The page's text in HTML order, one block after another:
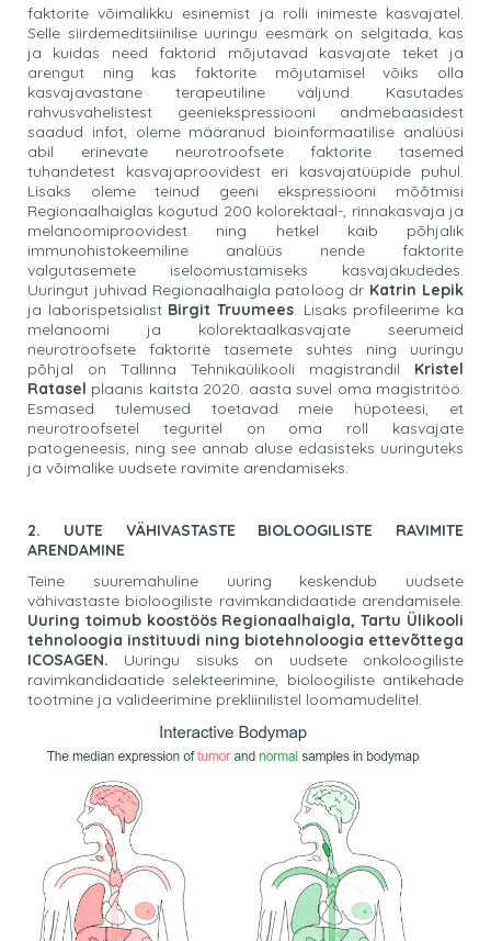
faktorite võimalikku esinemist ja rolli inimeste kasvajatel.
Selle siirdemeditsiinilise uuringu eesmärk on selgitada, kas
ja kuidas need faktorid mõjutavad kasvajate teket ja
arengut ning kas faktorite mõjutamisel võiks olla
kasvajavastane terapeutiline väljund. Kasutades
rahvusvahelistest geeniekspressiooni andmebaasidest
saadud infot, oleme määranud bioinformaatilise analüüsi
abil erinevate neurotroofsete faktorite tasemed
tuhandetest kasvajaproovidest eri kasvajatüüpide puhul.
Lisaks oleme teinud geeni ekspressiooni mõõtmisi
Regionaalhaiglas kogutud 200 kolorektaal-, rinnakasvaja ja
melanoomiproovidest ning hetkel käib põhjalik
immunohistokeemiline analüüs nende faktorite
valgutasemete iseloomustamiseks kasvajakudedes.
Uuringut juhivad Regionaalhaigla patoloog dr Katrin Lepik
ja laborispetsialist Birgit Truumees. Lisaks profileerime ka
melanoomi ja kolorektaalkasvajate seerumeid
neurotroofsete faktorite tasemete suhtes ning uuringu
põhjal on Tallinna Tehnikaülikooli magistrandil Kristel
Ratasel plaanis kaitsta 2020. aasta suvel oma magistritöö.
Esmased tulemused toetavad meie hüpoteesi, et
neurotroofsetel teguritel on oma roll kasvajate
patogeneesis, ning see annab aluse edasisteks uuringuteks
ja võimalike uudsete ravimite arendamiseks.
2. UUTE VÄHIVASTASTE BIOLOOGILISTE RAVIMITE
ARENDAMINE
Teine suuremahuline uuring keskendub uudsete
vähivastaste bioloogiliste ravimkandidaatide arendamisele.
Uuring toimub koostöös Regionaalhaigla, Tartu Ülikooli
tehnoloogia instituudi ning biotehnoloogia ettevõttega
ICOSAGEN. Uuringu sisuks on uudsete onkoloogiliste
ravimkandidaatide selekteerimine, bioloogiliste antikehade
tootmine ja valideerimine prekliinilistel loomamudelitel.